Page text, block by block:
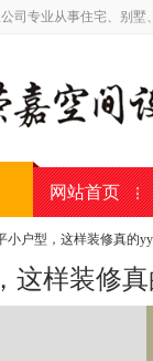
司专业从事住宅、别
网站首页
小户型，这样装修真的
这样装修真